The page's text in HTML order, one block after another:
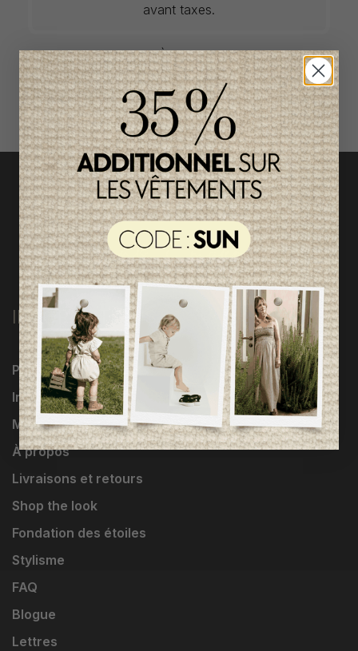
avant taxes.
ACCÈS RAPIDE
magasinez par catégorie
INFORMATIONS
Programme Loyauté
Influenceuses
Marques
À propos
Livraisons et retours
Shop the look
Fondation des étoiles
Stylisme
FAQ
Blogue
Lettres